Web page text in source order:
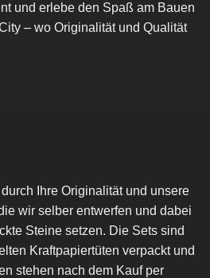
und erlebe den Spaß am Bauen
– wo Originalität und Qualität
Ihre Originalität und unsere
wir selber entwerfen und dabei
Steine setzen. Die Sets sind
Kraftpapiertüten verpackt und
stehen nach dem Kauf per